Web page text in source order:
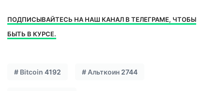
ПОДПИСЫВАЙТЕСЬ НА НАШ КАНАЛ В ТЕЛЕГРАМЕ, ЧТОБЫ
БЫТЬ В КУРСЕ.
# Bitcoin 4192 # Альткоин 2744